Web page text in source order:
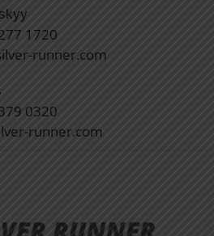
🇷🇺 🇬🇧 🇩🇪
1720
runner.com
🇬🇧 🇭🇺
0320
runner.com